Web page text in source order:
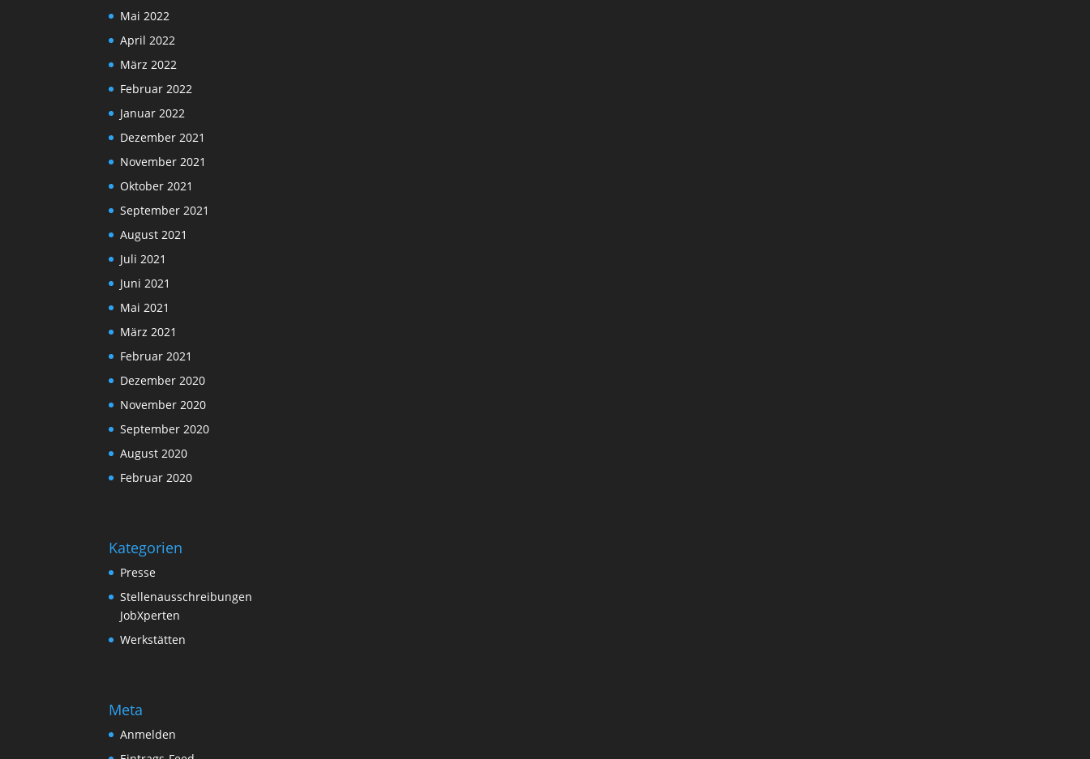
Mai 2022
April 2022
März 2022
Februar 2022
Januar 2022
Dezember 2021
November 2021
Oktober 2021
September 2021
August 2021
Juli 2021
Juni 2021
Mai 2021
März 2021
Februar 2021
Dezember 2020
November 2020
September 2020
August 2020
Februar 2020
Kategorien
Presse
Stellenausschreibungen
JobXperten
Werkstätten
Meta
Anmelden